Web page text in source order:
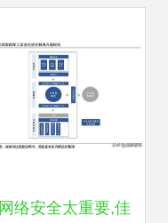
网络安全太重要,佳